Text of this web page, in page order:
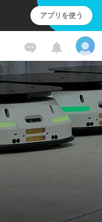
アプリを使う